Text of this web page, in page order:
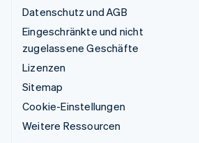
Datenschutz und AGB
Eingeschränkte und nicht
zugelassene Geschäfte
Lizenzen
Sitemap
Cookie-Einstellungen
Weitere Ressourcen